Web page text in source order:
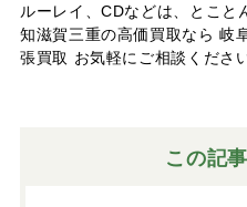
ルーレイ、CDなどは、とこ
知滋賀三重の高価買取なら 岐
張買取 お気軽にご相談くださ
この記